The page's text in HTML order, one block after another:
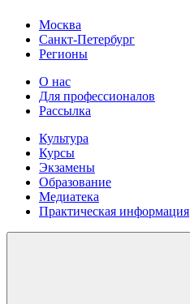
Москва
Санкт-Петербург
Регионы
О нас
Для профессионалов
Рассылка
Культура
Курсы
Экзамены
Образование
Медиатека
Практическая информация